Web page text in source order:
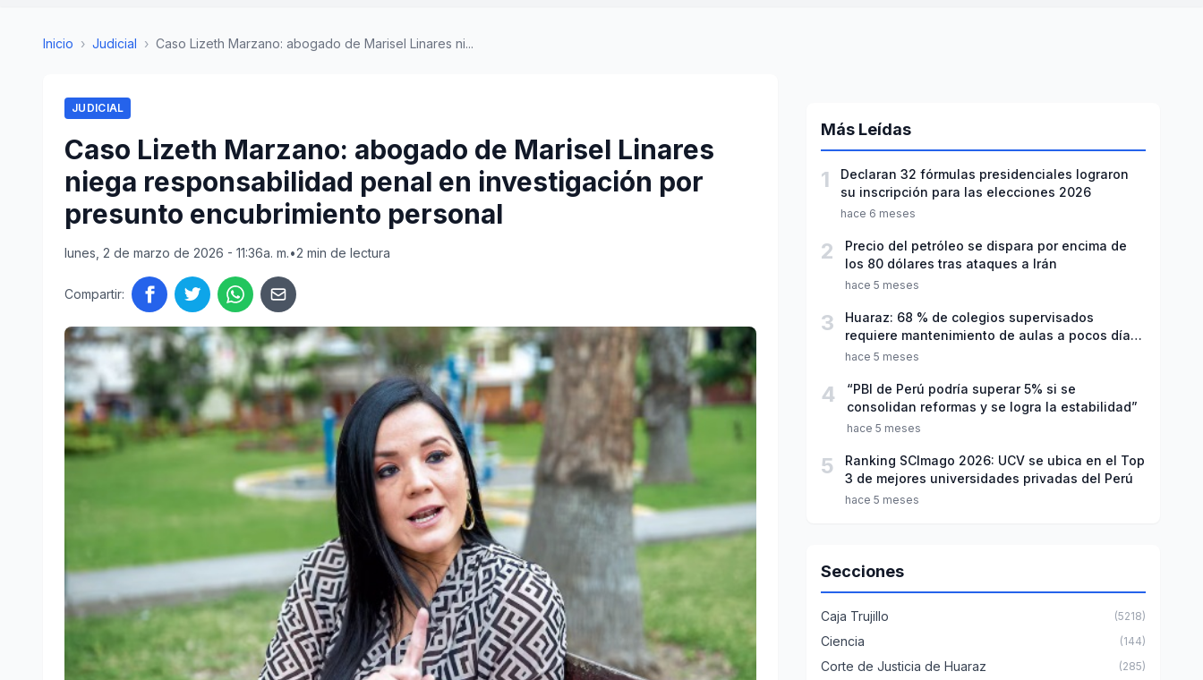
Inicio › Judicial › Caso Lizeth Marzano: abogado de Marisel Linares ni...
JUDICIAL
Caso Lizeth Marzano: abogado de Marisel Linares
niega responsabilidad penal en investigación por
presunto encubrimiento personal
lunes, 2 de marzo de 2026 - 11:36a. m.•2 min de lectura
Compartir:
Más Leídas
1
Declaran 32 fórmulas presidenciales lograron
su inscripción para las elecciones 2026
hace 6 meses
2
Precio del petróleo se dispara por encima de
los 80 dólares tras ataques a Irán
hace 5 meses
3
Huaraz: 68 % de colegios supervisados
requiere mantenimiento de aulas a pocos días
de inicio del año escolar 2026
hace 5 meses
4
“PBI de Perú podría superar 5% si se
consolidan reformas y se logra la estabilidad”
hace 5 meses
5
Ranking SCImago 2026: UCV se ubica en el Top
3 de mejores universidades privadas del Perú
hace 5 meses
Secciones
Caja Trujillo (5218)
Ciencia (144)
Corte de Justicia de Huaraz (285)